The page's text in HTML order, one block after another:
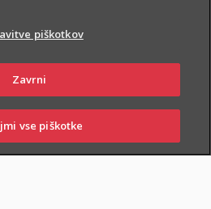
POSLOVALNICE
in
piškotkov
Zavrni
vse piškotke